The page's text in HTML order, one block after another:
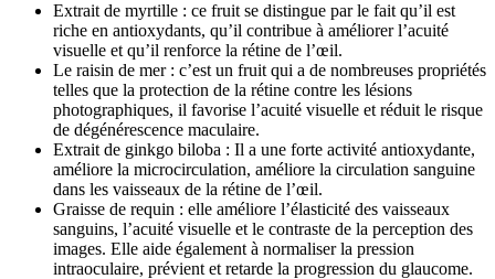
Extrait de myrtille : ce fruit se distingue par le fait qu’il est
riche en antioxydants, qu’il contribue à améliorer l’acuité
visuelle et qu’il renforce la rétine de l’œil.
Le raisin de mer : c’est un fruit qui a de nombreuses propriétés
telles que la protection de la rétine contre les lésions
photographiques, il favorise l’acuité visuelle et réduit le risque
de dégénérescence maculaire.
Extrait de ginkgo biloba : Il a une forte activité antioxydante,
améliore la microcirculation, améliore la circulation sanguine
dans les vaisseaux de la rétine de l’œil.
Graisse de requin : elle améliore l’élasticité des vaisseaux
sanguins, l’acuité visuelle et le contraste de la perception des
images. Elle aide également à normaliser la pression
intraoculaire, prévient et retarde la progression du glaucome.